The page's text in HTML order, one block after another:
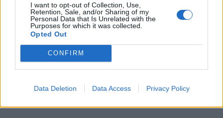
I want to opt-out of Collection, Use,
Retention, Sale, and/or Sharing of my
Personal Data that Is Unrelated with the
Purposes for which it was collected.
Opted Out
CONFIRM
Data Deletion Data Access Privacy Policy
ПРЕДУПРЕДЕНИ СЕ: „Бугарија
итно ја преиспитува својата
одлука“
ИЗГОРЕНИ АВТОМОБИЛИ,
ЗАТВОРЕНИ ПЛАЖИ И УЛИЦИ
ПРЕПОЛНИ СО ОТПАД -
Фнидек во хаос по
ДЕМОЛИРАЊЕ НА ФИЛИПЧЕ:
човекот појма нема од